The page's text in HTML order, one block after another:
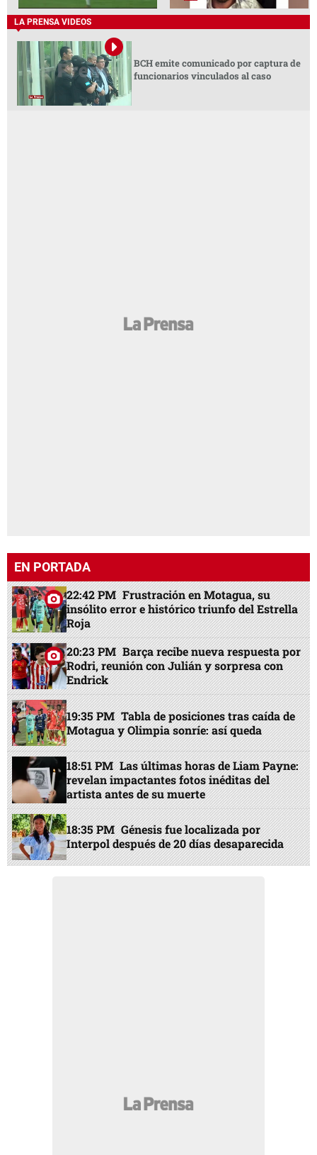
LA PRENSA VIDEOS
BCH emite comunicado por captura de
funcionarios vinculados al caso
EN PORTADA
22:42 PM Frustración en Motagua, su
insólito error e histórico triunfo del Estrella
Roja
20:23 PM Barça recibe nueva respuesta por
Rodri, reunión con Julián y sorpresa con
Endrick
19:35 PM Tabla de posiciones tras caída de
Motagua y Olimpia sonríe: así queda
18:51 PM Las últimas horas de Liam Payne:
revelan impactantes fotos inéditas del
artista antes de su muerte
18:35 PM Génesis fue localizada por
Interpol después de 20 días desaparecida